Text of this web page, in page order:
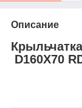
Описание
D160X70